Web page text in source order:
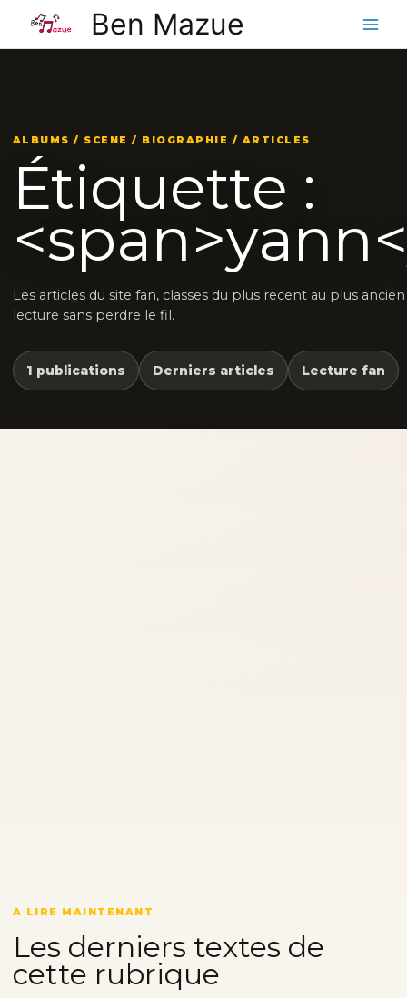
contenu
Ben Mazue
ALBUMS / SCENE / BIOGRAPHIE / ARTICLES
Étiquette :
Les articles du site fan, classes du plus recent au plus
lecture sans perdre le fil.
1 publications Derniers articles Lecture fan
A LIRE MAINTENANT
Les derniers textes de
cette rubrique